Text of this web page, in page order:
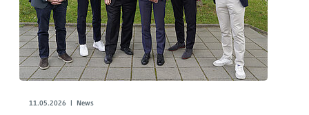
11.05.2026 | News